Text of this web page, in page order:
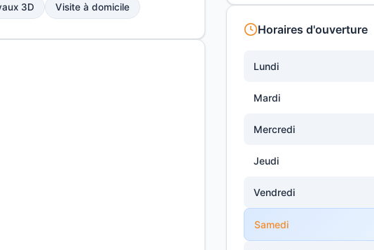
3D Visite à domicile
Horaires d'ouverture
Lundi
Mardi
Mercredi
Jeudi
Vendredi
Samedi